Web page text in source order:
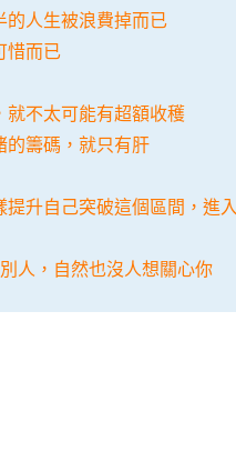
的人生被浪費掉而已
惜而已
就不太可能有超額收穫
的籌碼，就只有肝
升自己突破這個區間，進入
人，自然也沒人想關心你